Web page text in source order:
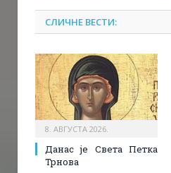
СЛИЧНЕ ВЕСТИ:
8. АВГУСТА 2026.
Данас је Света Петка
Трнова